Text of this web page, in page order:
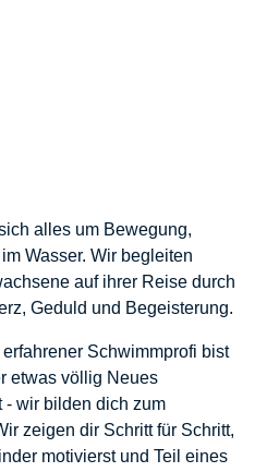
alles um Bewegung,
Wasser. Wir begleiten
auf ihrer Reise durch
Geduld und Begeisterung.
Schwimmprofi bist
etwas völlig Neues
- wir bilden dich zum
zeigen dir Schritt für Schritt,
motivierst und Teil eines